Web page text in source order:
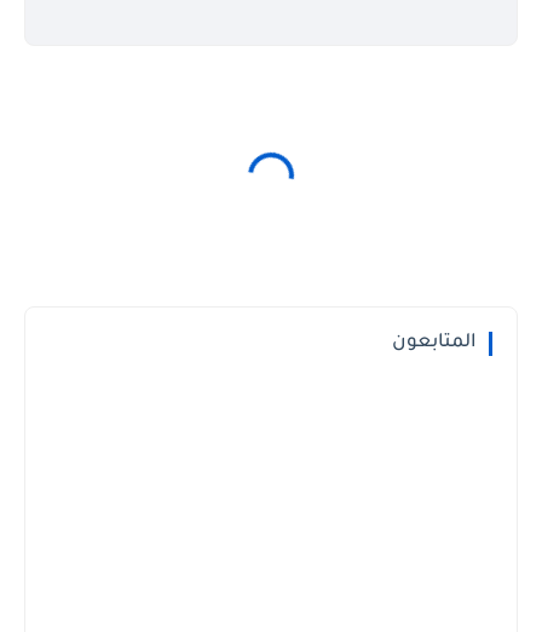
المتابعون